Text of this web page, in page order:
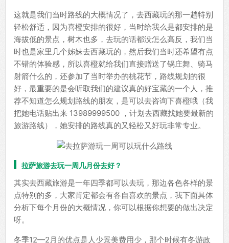
这就是我们当时路线的大概情况了，去西藏玩的那一趟特别
轻松舒适，因为喜橙安排的很好，当时给我么是都安排的是
海拔低的景点，树木也多，去玩的话都没怎么高反，我们当
时也是家里几个姊妹去西藏玩的，然后我们当时还希望有点
不错的体验感，所以喜橙就给我们直接赠送了锅庄舞、骑马
射箭什么的，还参加了当时举办的桃花节，路线规划的很
好，最重要的是会听取我们的建议真的好宝藏的一个人，推
荐不知道怎么规划路线的朋友，是可以去咨询下喜橙哦（我
把她电话贴出来 13989999500 ，计划去西藏找她要最新的
旅游路线），她安排的路线真的又轻松又好玩非常专业。
拉萨旅游去玩一周几月份去好？
其实去西藏旅游是一年四季都可以去玩，那边各色各样的景
点特别的多，大家肯定都会有各自喜欢的景点，我下面具体
分析下每个月份的大概情况，你可以根据你想要的做出决定
呀。
冬季12—2月的优点是人少景美费用少，那个时候有冬游政